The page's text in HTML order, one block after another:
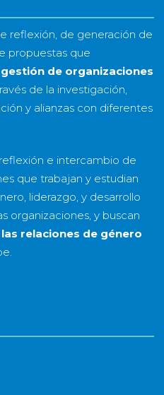
reflexión, de generación de
propuestas que
de organizaciones
de la investigación,
y alianzas con diferentes
e intercambio de
que trabajan y estudian
liderazgo, y desarrollo
organizaciones, y buscan
relaciones de género